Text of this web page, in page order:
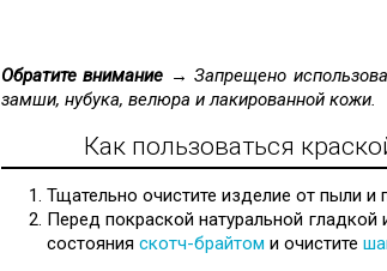
Обратите внимание → Запрещено
замши, нубука, велюра и лакированной кожи.
Как пользоваться
Тщательно очистите изделие от пыли и
Перед покраской натуральной
состояния скотч-брайтом и очистите